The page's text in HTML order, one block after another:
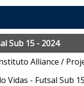
Sub 15 - 2024
Alliance /
Vidas - Futsal Sub 15